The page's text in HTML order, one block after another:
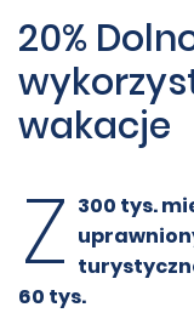
20%
wakacje
Z 300 tys.
60 tys.